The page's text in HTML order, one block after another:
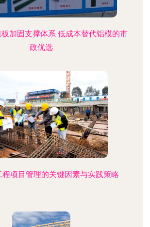
加固支撑体系 低成本替代铝模的市
政优选
项目管理的关键因素与实践策略